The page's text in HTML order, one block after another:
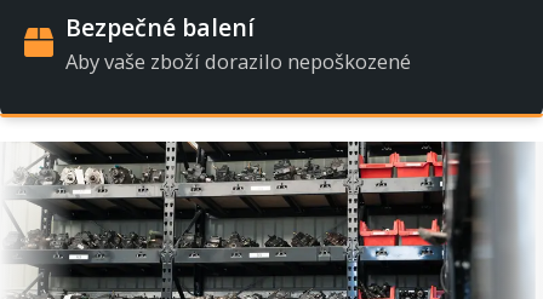
Bezpečné balení
Aby vaše zboží dorazilo nepoškozené